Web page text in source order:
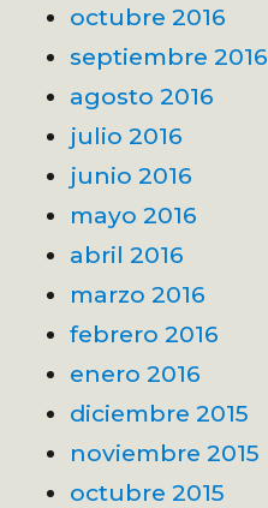
octubre 2016
septiembre 2016
agosto 2016
julio 2016
junio 2016
mayo 2016
abril 2016
marzo 2016
febrero 2016
enero 2016
diciembre 2015
noviembre 2015
octubre 2015